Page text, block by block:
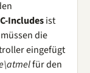
C-Includesist
die
eingefügt
für den